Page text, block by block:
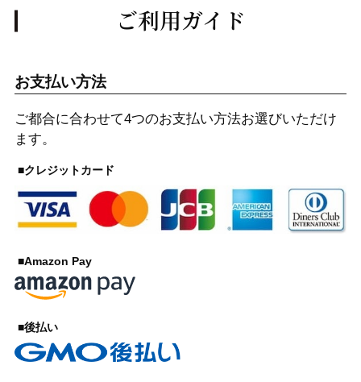
ご利用ガイド
お支払い方法
ご都合に合わせて4つのお支払い方法お選びいただけ
ます。
■クレジットカード
■Amazon Pay
■後払い